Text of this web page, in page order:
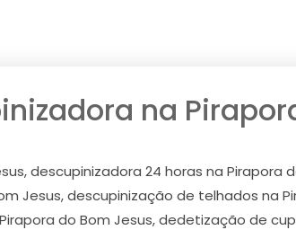
na
descupinizadora 24 horas na Pirapora
Jesus, descupinização de telhados na
do Bom Jesus, dedetização de